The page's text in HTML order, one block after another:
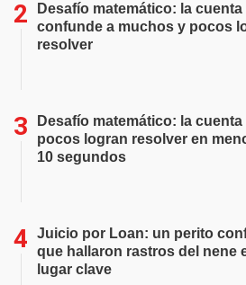
Desafío matemático: la cuenta
confunde a muchos y pocos
resolver
Desafío matemático: la cuenta
pocos logran resolver en
10 segundos
Juicio por Loan: un perito
que hallaron rastros del nene
lugar clave